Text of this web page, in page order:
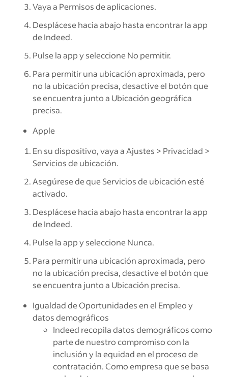
Vaya a Permisos de aplicaciones.
Desplácese hacia abajo hasta encontrar la app
de Indeed.
Pulse la app y seleccione No permitir.
Para permitir una ubicación aproximada, pero
no la ubicación precisa, desactive el botón que
se encuentra junto a Ubicación geográfica
precisa.
Apple
En su dispositivo, vaya a Ajustes > Privacidad >
Servicios de ubicación.
Asegúrese de que Servicios de ubicación esté
activado.
Desplácese hacia abajo hasta encontrar la app
de Indeed.
Pulse la app y seleccione Nunca.
Para permitir una ubicación aproximada, pero
no la ubicación precisa, desactive el botón que
se encuentra junto a Ubicación precisa.
Igualdad de Oportunidades en el Empleo y
datos demográficos
Indeed recopila datos demográficos como
parte de nuestro compromiso con la
inclusión y la equidad en el proceso de
contratación. Como empresa que se basa